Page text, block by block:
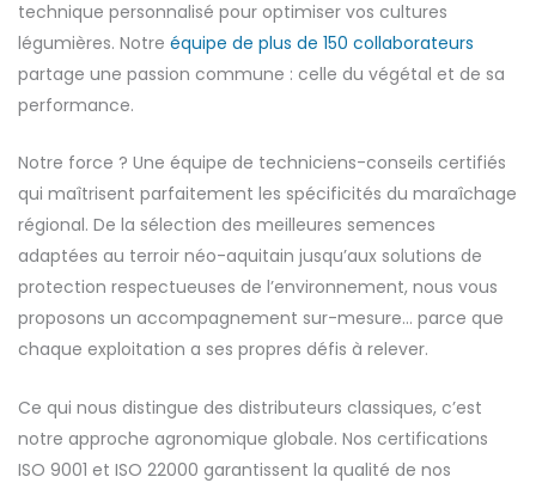
technique personnalisé pour optimiser vos cultures
légumières. Notre équipe de plus de 150 collaborateurs
partage une passion commune : celle du végétal et de sa
performance.
Notre force ? Une équipe de techniciens-conseils certifiés
qui maîtrisent parfaitement les spécificités du maraîchage
régional. De la sélection des meilleures semences
adaptées au terroir néo-aquitain jusqu’aux solutions de
protection respectueuses de l’environnement, nous vous
proposons un accompagnement sur-mesure… parce que
chaque exploitation a ses propres défis à relever.
Ce qui nous distingue des distributeurs classiques, c’est
notre approche agronomique globale. Nos certifications
ISO 9001 et ISO 22000 garantissent la qualité de nos